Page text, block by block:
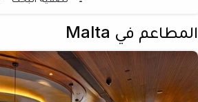
المطاعم في Malta